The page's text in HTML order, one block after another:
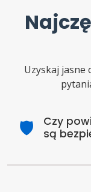
Uzyskaj jasne
🛡️
Czy
są